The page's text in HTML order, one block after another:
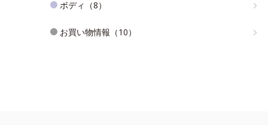
ボディ（8）
お買い物情報（10）